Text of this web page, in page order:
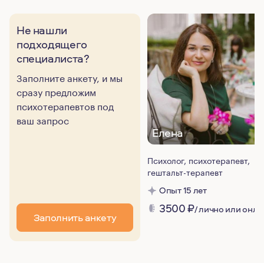
Не нашли
подходящего
специалиста?
Заполните анкету, и мы
сразу предложим
психотерапевтов под
ваш запрос
Заполнить анкету
Елена
Психолог, психотерапевт,
гештальт-терапевт
Опыт 15 лет
3500₽/ лично или